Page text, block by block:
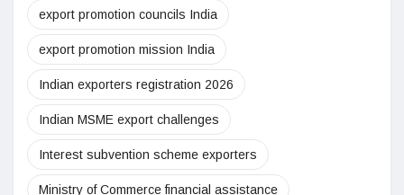
export promotion councils India
export promotion mission India
Indian exporters registration 2026
Indian MSME export challenges
Interest subvention scheme exporters
Ministry of Commerce financial assistance